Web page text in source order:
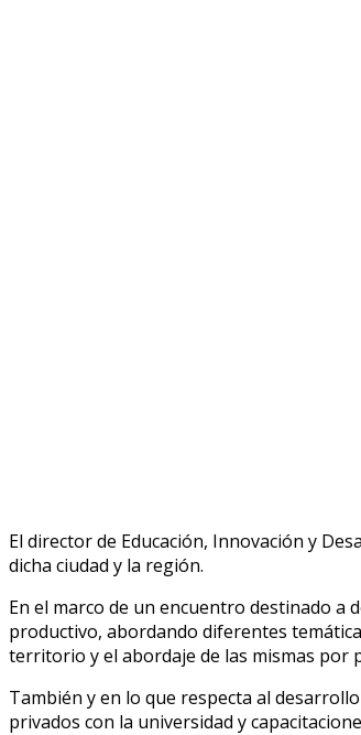
El director de Educación, Innovación y
dicha ciudad y la región.
En el marco de un encuentro destinado a
productivo, abordando diferentes
territorio y el abordaje de las mismas por
También y en lo que respecta al
privados con la universidad y